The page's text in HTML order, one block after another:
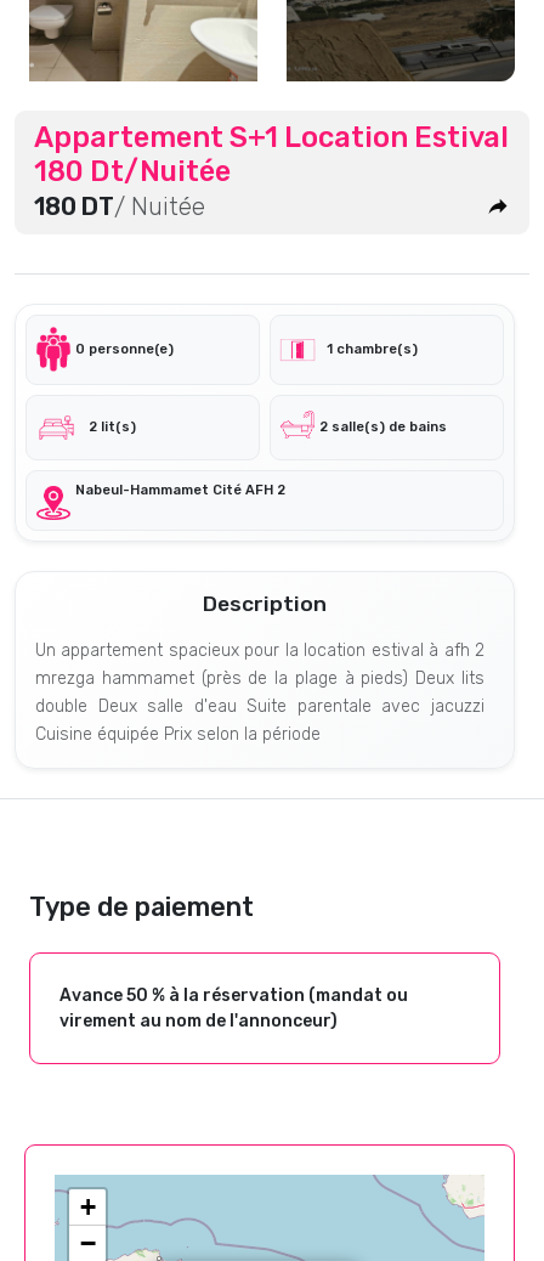
Appartement S+1 Location Estival
180 Dt/Nuitée
180 DT/ Nuitée
0 personne(e) 1 chambre(s)
2 lit(s) 2 salle(s) de bains
Nabeul-Hammamet Cité AFH 2
Description
Un appartement spacieux pour la location estival à afh 2
mrezga hammamet (près de la plage à pieds) Deux lits
double Deux salle d'eau Suite parentale avec jacuzzi
Cuisine équipée Prix selon la période
Type de paiement
Avance 50 % à la réservation (mandat ou
virement au nom de l'annonceur)
+
−